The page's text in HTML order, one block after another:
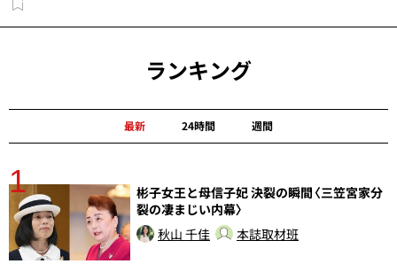
ランキング
最新 24時間 週間
1
彬子女王と母信子妃 決裂の瞬間〈三笠宮家分
裂の凄まじい内幕〉
秋山 千佳
本誌取材班